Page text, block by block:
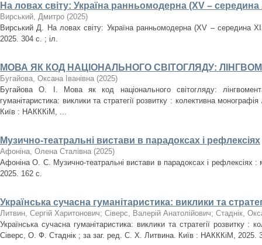
На ловах світу: Україна ранньомодерна (XV – середина
Вирський, Дмитро (2025)
Вирський Д. На ловах світу: Україна ранньомодерна (XV – середина
2025. 304 с. ; іл.
МОВА ЯК КОД НАЦІОНАЛЬНОГО СВІТОГЛЯДУ:
Бугайова, Оксана Іванівна (2025)
Бугайова О. І. Мова як код національного світогляду:
гуманітаристика: виклики та стратегії розвитку : колективна
Київ : НАКККіМ, ...
Музично-театральні вистави в парадоксах і рефлексіях
Афоніна, Олена Сталівна (2025)
Афоніна О. С. Музично-театральні вистави в парадоксах і
2025. 162 с.
Українська сучасна гуманітаристика: виклики та
Литвин, Сергій Харитонович; Сіверс, Валерій Анатолійович; Стаднік,
Українська сучасна гуманітаристика: виклики та стратегії розвитку
Сіверс, О. Ф. Стаднік ; за заг. ред. С. Х. Литвина. Київ : НАКККіМ, 2025.